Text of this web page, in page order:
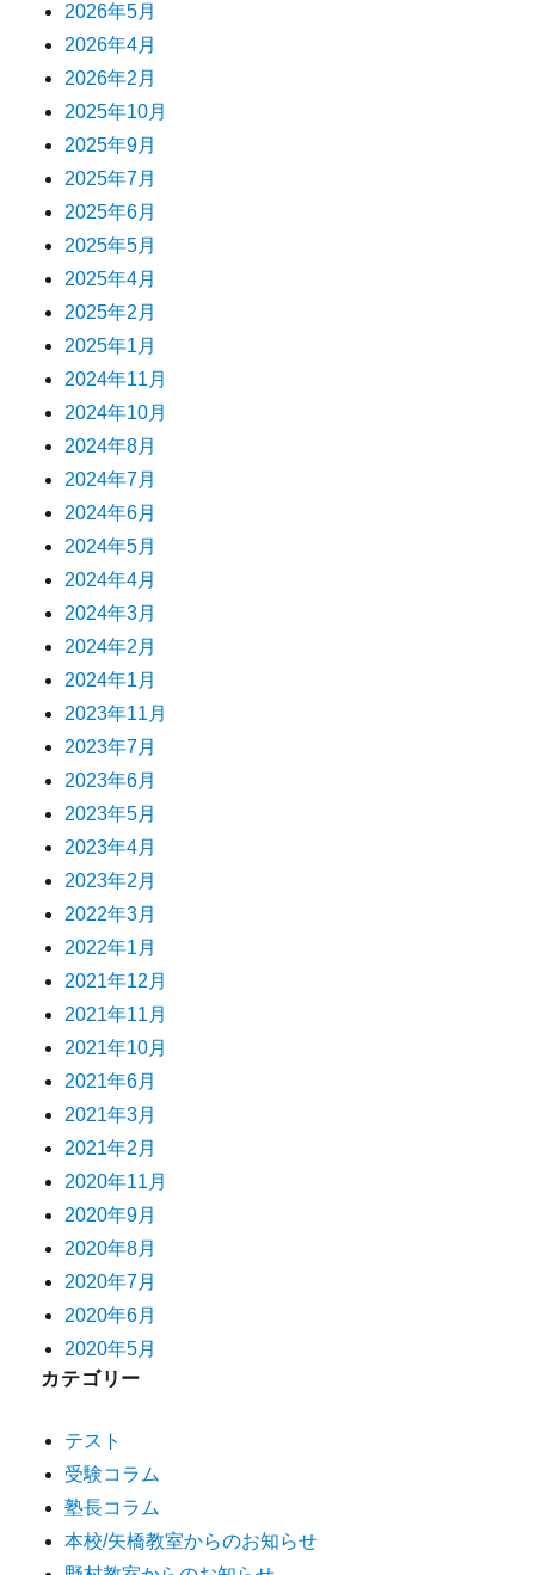
2026年5月
2026年4月
2026年2月
2025年10月
2025年9月
2025年7月
2025年6月
2025年5月
2025年4月
2025年2月
2025年1月
2024年11月
2024年10月
2024年8月
2024年7月
2024年6月
2024年5月
2024年4月
2024年3月
2024年2月
2024年1月
2023年11月
2023年7月
2023年6月
2023年5月
2023年4月
2023年2月
2022年3月
2022年1月
2021年12月
2021年11月
2021年10月
2021年6月
2021年3月
2021年2月
2020年11月
2020年9月
2020年8月
2020年7月
2020年6月
2020年5月
カテゴリー
テスト
受験コラム
塾長コラム
本校/矢橋教室からのお知らせ